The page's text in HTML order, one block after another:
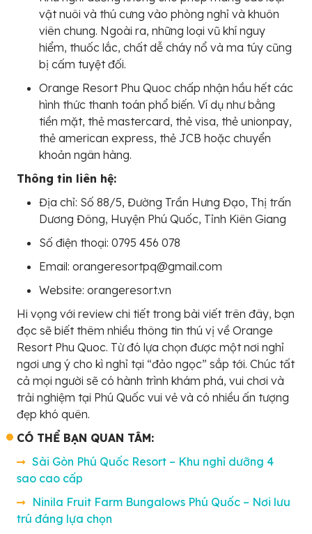
vật nuôi và thú cưng vào phòng nghỉ và khuôn
viên chung. Ngoài ra, những loại vũ khí nguy
hiểm, thuốc lắc, chất dễ cháy nổ và ma túy cũng
bị cấm tuyệt đối.
Orange Resort Phu Quoc chấp nhận hầu hết các
hình thức thanh toán phổ biến. Ví dụ như bằng
tiền mặt, thẻ mastercard, thẻ visa, thẻ unionpay,
thẻ american express, thẻ JCB hoặc chuyển
khoản ngân hàng.
Thông tin liên hệ:
Địa chỉ: Số 88/5, Đường Trần Hưng Đạo, Thị trấn
Dương Đông, Huyện Phú Quốc, Tỉnh Kiên Giang
Số điện thoại: 0795 456 078
Email: orangeresortpq@gmail.com
Website: orangeresort.vn
Hi vọng với review chi tiết trong bài viết trên đây, bạn
đọc sẽ biết thêm nhiều thông tin thú vị về Orange
Resort Phu Quoc. Từ đó lựa chọn được một nơi nghỉ
ngơi ưng ý cho kì nghỉ tại “đảo ngọc” sắp tới. Chúc tất
cả mọi người sẽ có hành trình khám phá, vui chơi và
trải nghiệm tại Phú Quốc vui vẻ và có nhiều ấn tượng
đẹp khó quên.
CÓ THỂ BẠN QUAN TÂM:
Sài Gòn Phú Quốc Resort – Khu nghỉ dưỡng 4
sao cao cấp
Ninila Fruit Farm Bungalows Phú Quốc – Nơi lưu
trú đáng lựa chọn